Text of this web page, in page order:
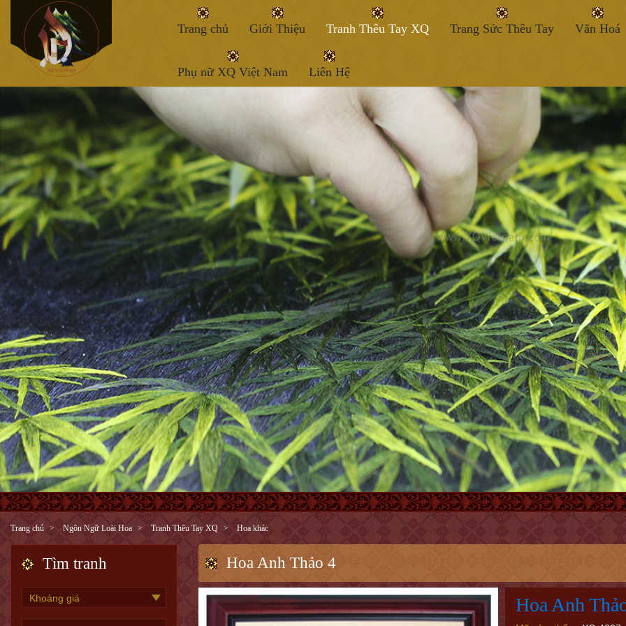
Trang chủ Giới Thiệu Tranh Thêu Tay XQ Trang Sức Thêu Tay Văn Hoá
Phụ nữ XQ Việt Nam Liên Hệ
Trang chủ Ngôn Ngữ Loài Hoa Tranh Thêu Tay XQ Hoa khác
Tìm tranh Hoa Anh Thảo 4
Hoa Anh